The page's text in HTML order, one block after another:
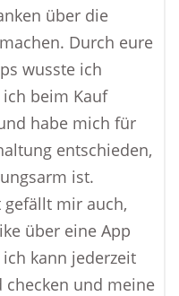
über die
Durch eure
wusste ich
beim Kauf
habe mich für
entschieden,
ist.
gefällt mir auch,
über eine App
kann jederzeit
checken und meine